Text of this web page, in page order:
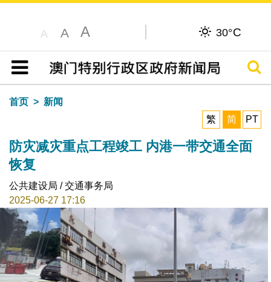
A A A 30°C
目录
搜寻
首页
新闻
繁
简 PT
防灾减灾重点工程竣工 内港一带交通全面
恢复
公共建设局 / 交通事务局
2025-06-27 17:16